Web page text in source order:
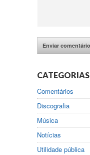
CATEGORIAS
Comentários
Discografia
Música
Notícias
Utilidade pública